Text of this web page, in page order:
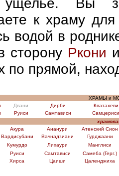
к храму для
водой в
сторону Ркони
по прямой,
ХРАМЫ и
Двани Дирби
Кватахеви
Руиси Самтависи
Самцериси
Акура Ананури
Атенский Сион
Вардисубани Вачнадзиани
Гурджаани
Кумурдо Лихаури
Манглиси
Руиси Самтависи
Самеба (Герг.)
Хирса Цаиши Цаленджиха